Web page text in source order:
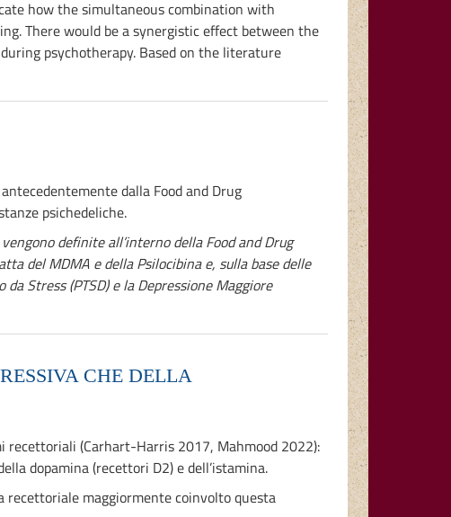
how the simultaneous combination with
There would be a synergistic effect between the
psychotherapy. Based on the literature
dalla Food and Drug
psichedeliche.
definite all’interno della Food and Drug
del MDMA e della Psilocibina e, sulla base delle
Stress (PTSD) e la Depressione Maggiore
CHE DELLA
recettoriali (Carhart-Harris 2017, Mahmood 2022):
dopamina (recettori D2) e dell’istamina.
recettoriale maggiormente coinvolto questa